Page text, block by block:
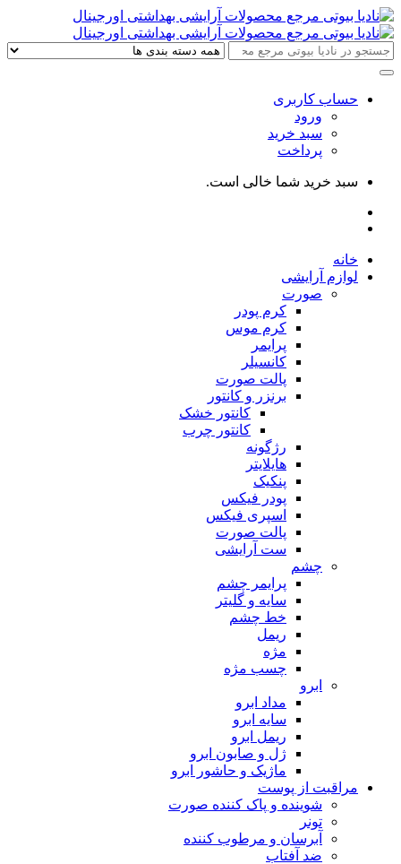
حساب کاربری
ورود
سبد خرید
پرداخت
سبد خرید شما خالی است.
خانه
لوازم آرایشی
صورت
کرم پودر
کرم موس
پرایمر
کانسیلر
پالت صورت
برنزر و کانتور
کانتور خشک
کانتور چرب
رژگونه
هایلایتر
پنکیک
پودر فیکس
اسپری فیکس
پالت صورت
ست آرایشی
چشم
پرایمر چشم
سایه و گلیتر
خط چشم
ریمل
مژه
چسب مژه
ابرو
مداد ابرو
سایه ابرو
ریمل ابرو
ژل و صابون ابرو
ماژیک و حاشور ابرو
مراقبت از پوست
شوینده و پاک کننده صورت
تونر
آبرسان و مرطوب کننده
ضد آفتاب